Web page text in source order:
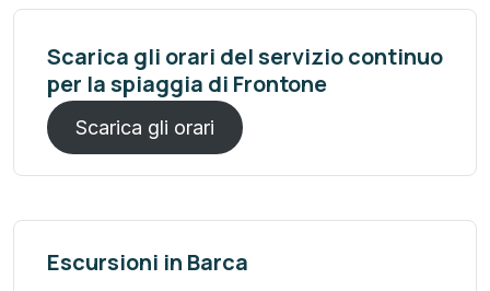
Scarica gli orari del servizio continuo
per la spiaggia di Frontone
Scarica gli orari
Escursioni in Barca